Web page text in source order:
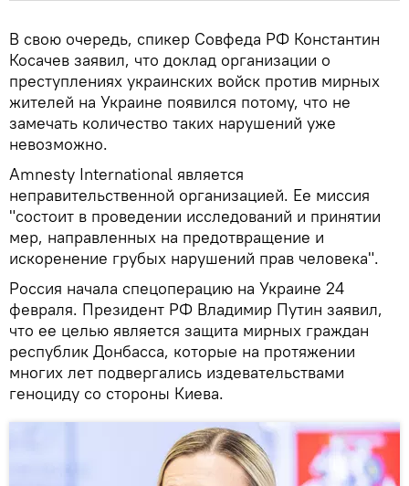
В свою очередь, спикер Совфеда РФ Константин
Косачев заявил, что доклад организации о
преступлениях украинских войск против мирных
жителей на Украине появился потому, что не
замечать количество таких нарушений уже
невозможно.
Amnesty International является
неправительственной организацией. Ее миссия
"состоит в проведении исследований и принятии
мер, направленных на предотвращение и
искоренение грубых нарушений прав человека".
Россия начала спецоперацию на Украине 24
февраля. Президент РФ Владимир Путин заявил,
что ее целью является защита мирных граждан
республик Донбасса, которые на протяжении
многих лет подвергались издевательствами
геноциду со стороны Киева.